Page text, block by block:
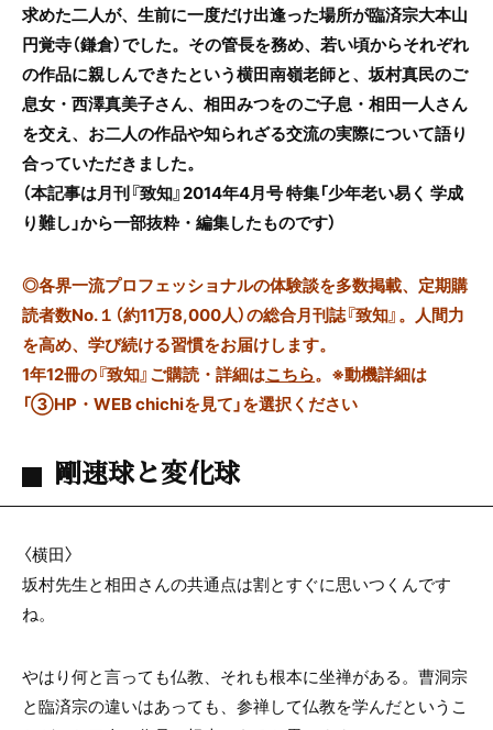
求めた二人が、生前に一度だけ出逢った場所が臨済宗大本山
円覚寺（鎌倉）でした。その管長を務め、若い頃からそれぞれ
の作品に親しんできたという横田南嶺老師と、坂村真民のご
息女・西澤真美子さん、相田みつをのご子息・相田一人さん
を交え、お二人の作品や知られざる交流の実際について語り
合っていただきました。
（本記事は月刊『致知』2014年4月号 特集「少年老い易く 学成
り難し」から一部抜粋・編集したものです）
◎各界一流プロフェッショナルの体験談を多数掲載、定期購
読者数No.１（約11万8,000人）の総合月刊誌『致知』。人間力
を高め、学び続ける習慣をお届けします。
1年12冊の『致知』ご購読・詳細はこちら。 ※動機詳細は
「③HP・WEB chichiを見て」を選択ください
剛速球と変化球
〈横田〉
坂村先生と相田さんの共通点は割とすぐに思いつくんです
ね。
やはり何と言っても仏教、それも根本に坐禅がある。曹洞宗
と臨済宗の違いはあっても、参禅して仏教を学んだというこ